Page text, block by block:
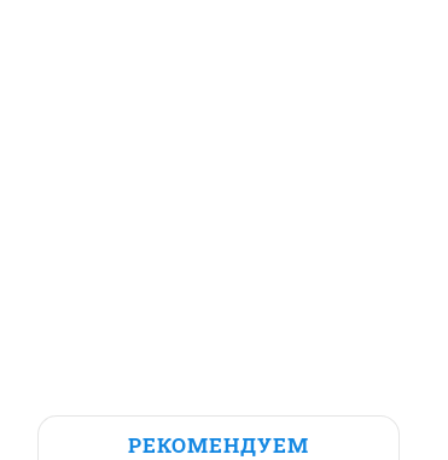
РЕКОМЕНДУЕМ